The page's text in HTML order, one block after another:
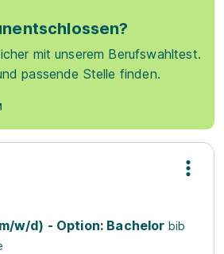
mit unserem Berufswahltest.
passende Stelle finden.
w/d) - Option: Bachelor bib